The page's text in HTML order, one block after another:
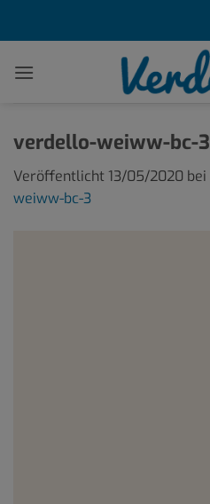
verdello-weiww-bc-3
Veröffentlicht 13/05/2020 bei
weiww-bc-3